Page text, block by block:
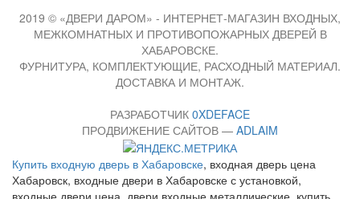
2019 © «ДВЕРИ ДАРОМ» - ИНТЕРНЕТ-МАГАЗИН ВХОДНЫХ,
МЕЖКОМНАТНЫХ И ПРОТИВОПОЖАРНЫХ ДВЕРЕЙ В
ХАБАРОВСКЕ.
ФУРНИТУРА, КОМПЛЕКТУЮЩИЕ, РАСХОДНЫЙ МАТЕРИАЛ.
ДОСТАВКА И МОНТАЖ.
РАЗРАБОТЧИК 0XDEFACE
ПРОДВИЖЕНИЕ САЙТОВ — ADLAIM
Купить входную дверь в Хабаровске, входная дверь цена
Хабаровск, входные двери в Хабаровске с установкой,